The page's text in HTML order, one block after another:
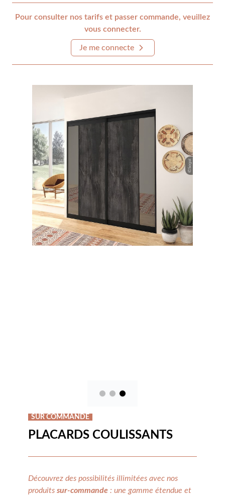
Pour consulter nos tarifs et passer commande, veuillez
vous connecter.
Je me connecte
SUR COMMANDE
PLACARDS COULISSANTS
Découvrez des possibilités illimitées avec nos
produits sur-commande : une gamme étendue et